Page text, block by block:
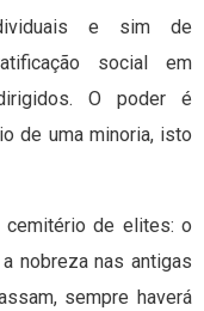
e sim de
social em
O poder é
de uma minoria, isto
de elites: o
nobreza nas antigas
sempre haverá